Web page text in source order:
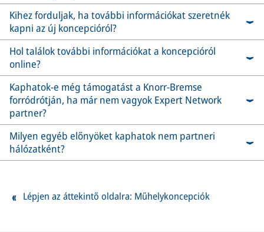
Kihez forduljak, ha további információkat szeretnék
kapni az új koncepcióról?
Hol találok további információkat a koncepcióról
online?
Kaphatok-e még támogatást a Knorr-Bremse
forródrótján, ha már nem vagyok Expert Network
partner?
Milyen egyéb előnyöket kaphatok nem partneri
hálózatként?
Lépjen az áttekintő oldalra: Műhelykoncepciók